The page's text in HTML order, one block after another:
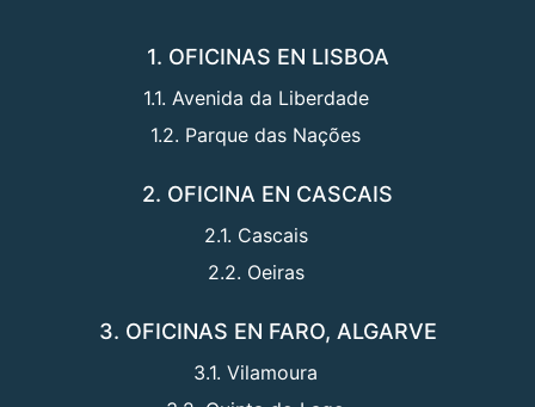
1. OFICINAS EN LISBOA
1.1. Avenida da Liberdade
1.2. Parque das Nações
2. OFICINA EN CASCAIS
2.1. Cascais
2.2. Oeiras
3. OFICINAS EN FARO, ALGARVE
3.1. Vilamoura